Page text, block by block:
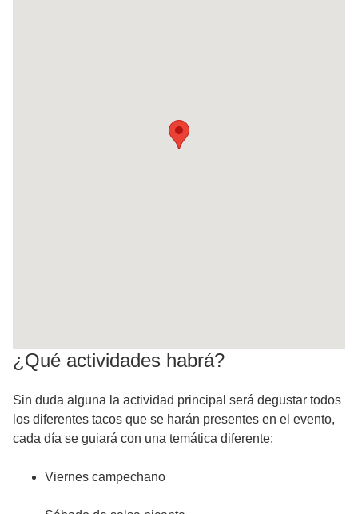
¿Qué actividades habrá?
Sin duda alguna la actividad principal será degustar todos
los diferentes tacos que se harán presentes en el evento,
cada día se guiará con una temática diferente:
Viernes campechano